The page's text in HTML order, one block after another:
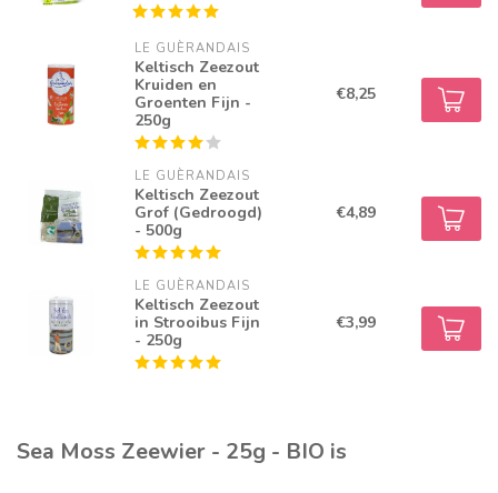
LE GUÈRANDAIS
Keltisch Zeezout
Kruiden en
Groenten Fijn -
250g
€8,25
LE GUÈRANDAIS
Keltisch Zeezout
Grof (Gedroogd)
- 500g
€4,89
LE GUÈRANDAIS
Keltisch Zeezout
in Strooibus Fijn
- 250g
€3,99
Sea Moss Zeewier - 25g - BIO is